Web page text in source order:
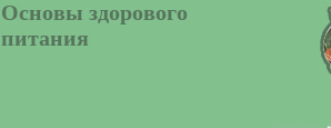
Основы здорового
питания